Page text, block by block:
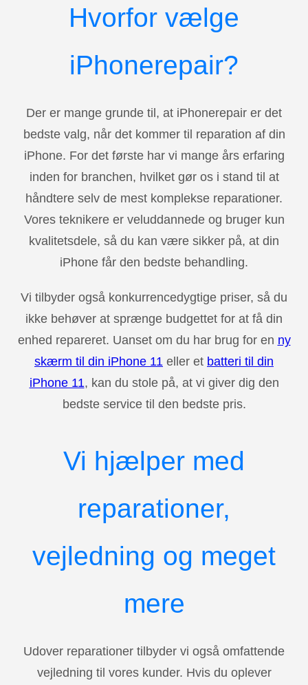
Hvorfor vælge
iPhonerepair?
Der er mange grunde til, at iPhonerepair er det
bedste valg, når det kommer til reparation af din
iPhone. For det første har vi mange års erfaring
inden for branchen, hvilket gør os i stand til at
håndtere selv de mest komplekse reparationer.
Vores teknikere er veluddannede og bruger kun
kvalitetsdele, så du kan være sikker på, at din
iPhone får den bedste behandling.
Vi tilbyder også konkurrencedygtige priser, så du
ikke behøver at sprænge budgettet for at få din
enhed repareret. Uanset om du har brug for en ny
skærm til din iPhone 11 eller et batteri til din
iPhone 11, kan du stole på, at vi giver dig den
bedste service til den bedste pris.
Vi hjælper med
reparationer,
vejledning og meget
mere
Udover reparationer tilbyder vi også omfattende
vejledning til vores kunder. Hvis du oplever